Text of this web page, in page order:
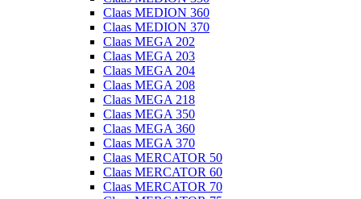
Claas MEDION 360
Claas MEDION 370
Claas MEGA 202
Claas MEGA 203
Claas MEGA 204
Claas MEGA 208
Claas MEGA 218
Claas MEGA 350
Claas MEGA 360
Claas MEGA 370
Claas MERCATOR 50
Claas MERCATOR 60
Claas MERCATOR 70